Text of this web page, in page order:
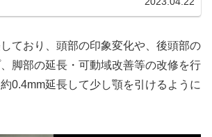
ており、頭部の印象変化や、後頭部の
脚部の延長・可動域改善等の改修を行
0.4mm延長して少し顎を引けるように